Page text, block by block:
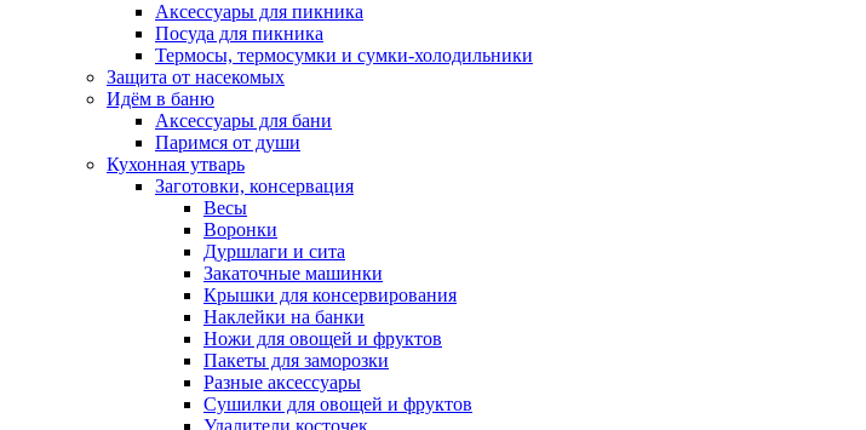
Аксессуары для пикника
Посуда для пикника
Термосы, термосумки и сумки-холодильники
Защита от насекомых
Идём в баню
Аксессуары для бани
Паримся от души
Кухонная утварь
Заготовки, консервация
Весы
Воронки
Дуршлаги и сита
Закаточные машинки
Крышки для консервирования
Наклейки на банки
Ножи для овощей и фруктов
Пакеты для заморозки
Разные аксессуары
Сушилки для овощей и фруктов
Удалители косточек